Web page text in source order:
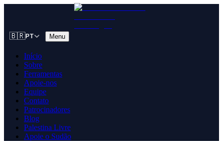
🇧🇷PT Menu
Início
Sobre
Ferramentas
Apoie-nos
Equipe
Contato
Patrocinadores
Blog
Palestina Livre
Apoie o Sudão